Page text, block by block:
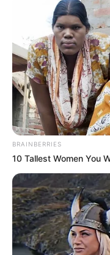
BRAINBERRIES
10 Tallest Women You